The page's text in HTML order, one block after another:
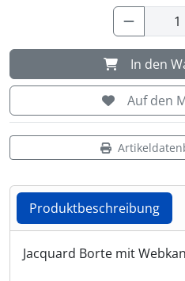
In den
Auf den
Produktbeschreibung
Jacquard Borte mit
Shisha & Raucherbedarf (23)
(28)
Trinkflaschen & -schläuche
Trinkhörner, Halter &
Trommeln, Klagschalen &
Truhen & Kisten